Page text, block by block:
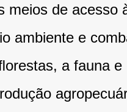
meios de acesso
ambiente e
a fauna e